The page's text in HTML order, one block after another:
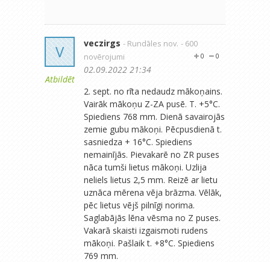
V
Atbildēt
veczirgs - Rundāles nov. - 600
novērojumi
0
0
02.09.2022 21:34
2. sept. no rīta nedaudz mākoņains.
Vairāk mākoņu Z-ZA pusē. T. +5°C.
Spiediens 768 mm. Dienā savairojās
zemie gubu mākoņi. Pēcpusdienā t.
sasniedza + 16°C. Spiediens
nemainījās. Pievakarē no ZR puses
nāca tumši lietus mākoņi. Uzlija
neliels lietus 2,5 mm. Reizē ar lietu
uznāca mērena vēja brāzma. Vēlāk,
pēc lietus vējš pilnīgi norima.
Saglabājās lēna vēsma no Z puses.
Vakarā skaisti izgaismoti rudens
mākoņi. Pašlaik t. +8°C. Spiediens
769 mm.